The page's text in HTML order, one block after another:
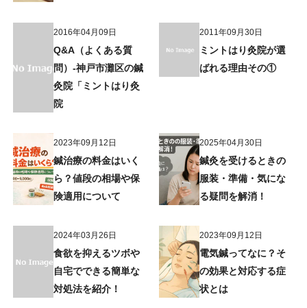
2016年04月09日
Q&A（よくある質
問）-神戸市灘区の鍼
灸院「ミントはり灸
院
2011年09月30日
ミントはり灸院が選
ばれる理由その①
2023年09月12日
鍼治療の料金はいく
ら？値段の相場や保
険適用について
2025年04月30日
鍼灸を受けるときの
服装・準備・気にな
る疑問を解消！
2024年03月26日
食欲を抑えるツボや
自宅でできる簡単な
対処法を紹介！
2023年09月12日
電気鍼ってなに？そ
の効果と対応する症
状とは